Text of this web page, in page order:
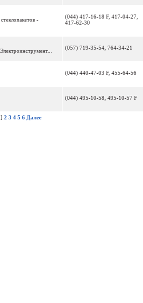
-
(044) 417-16-18 F, 417-04-27,
417-62-30
(057) 719-35-54, 764-34-21
(044) 440-47-03 F, 455-64-56
(044) 495-10-58, 495-10-57 F
] 2 3 4 5 6 Далее